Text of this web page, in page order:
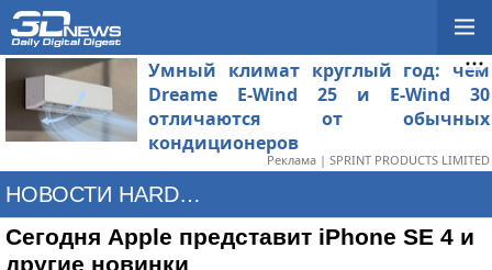
Умный климат круглый год: чем
Dreame E-Wind 25 и E-Wind 30
отличаются от обычных
кондиционеров
Реклама | SPRINT PRODUCTS LIMITED
НОВОСТИ HARDWARE
Сегодня Apple представит iPhone SE 4 и
другие новинки